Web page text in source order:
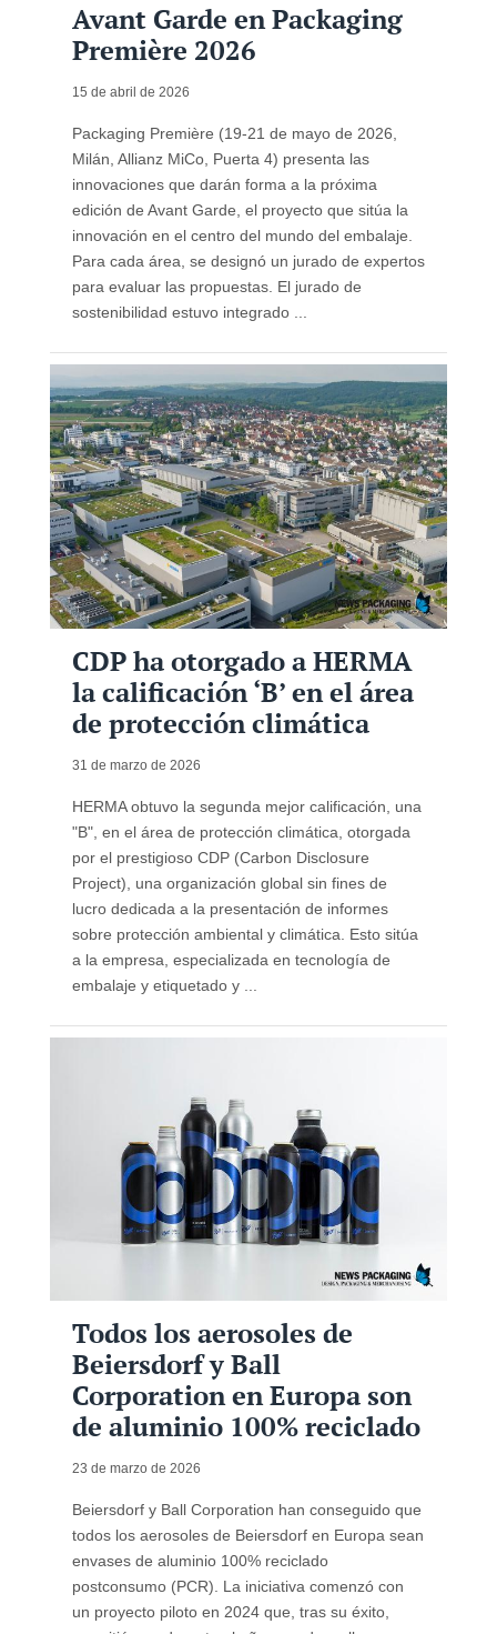
Avant Garde en Packaging
Première 2026
15 de abril de 2026
Packaging Première (19-21 de mayo de 2026,
Milán, Allianz MiCo, Puerta 4) presenta las
innovaciones que darán forma a la próxima
edición de Avant Garde, el proyecto que sitúa la
innovación en el centro del mundo del embalaje.
Para cada área, se designó un jurado de expertos
para evaluar las propuestas. El jurado de
sostenibilidad estuvo integrado ...
CDP ha otorgado a HERMA
la calificación ‘B’ en el área
de protección climática
31 de marzo de 2026
HERMA obtuvo la segunda mejor calificación, una
"B", en el área de protección climática, otorgada
por el prestigioso CDP (Carbon Disclosure
Project), una organización global sin fines de
lucro dedicada a la presentación de informes
sobre protección ambiental y climática. Esto sitúa
a la empresa, especializada en tecnología de
embalaje y etiquetado y ...
Todos los aerosoles de
Beiersdorf y Ball
Corporation en Europa son
de aluminio 100% reciclado
23 de marzo de 2026
Beiersdorf y Ball Corporation han conseguido que
todos los aerosoles de Beiersdorf en Europa sean
envases de aluminio 100% reciclado
postconsumo (PCR). La iniciativa comenzó con
un proyecto piloto en 2024 que, tras su éxito,